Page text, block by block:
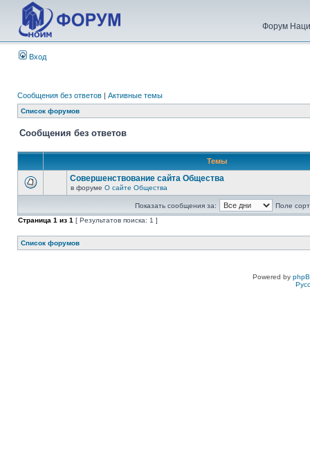
Форум
Вход
Сообщения без ответов | Активные темы
Список форумов
Сообщения без ответов
Темы
Совершенствование сайта Общества
в форуме О сайте Общества
Показать сообщения за:
Поле
Страница 1 из 1 [ Результатов поиска: 1 ]
Список форумов
Powered by